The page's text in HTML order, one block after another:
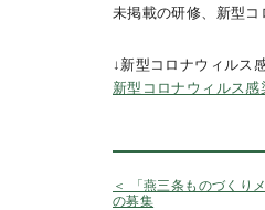
未掲載の研修、新型コ
↓新型コロナウィルス
新型コロナウィルス感
＜ 「燕三条ものづくり
の募集